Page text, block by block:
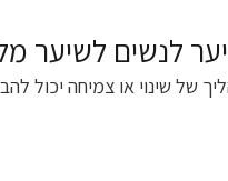
לנשים לשיער
של שינוי או צמיחה יכול